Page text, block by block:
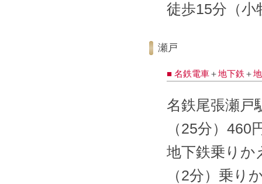
徒歩15分（
瀬戸
■ 名鉄電車＋地下鉄 ＋
名鉄尾張瀬戸
（25分）460
地下鉄乗り
（2分）乗り